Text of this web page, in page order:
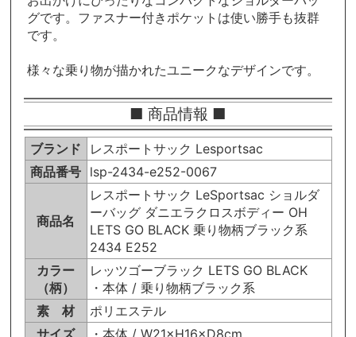
グです。ファスナー付きポケットは使い勝手も抜群
です。
様々な乗り物が描かれたユニークなデザインです。
■ 商品情報 ■
ブランド
レスポートサック Lesportsac
商品番号 lsp-2434-e252-0067
商品名
レスポートサック LeSportsac ショルダ
ーバッグ ダニエラクロスボディー OH
LETS GO BLACK 乗り物柄ブラック系
2434 E252
カラー
（柄）
レッツゴーブラック LETS GO BLACK
・本体 / 乗り物柄ブラック系
素 材
ポリエステル
サイズ
・本体 / W21×H16×D8cm